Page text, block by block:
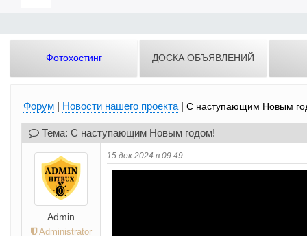
Фотохостинг ДОСКА ОБЪЯВЛЕНИЙ
Форум | Новости нашего проекта | С наступающим Новым
Тема: С наступающим Новым годом!
Admin
Administrator
15 дек 2024 в 09:49